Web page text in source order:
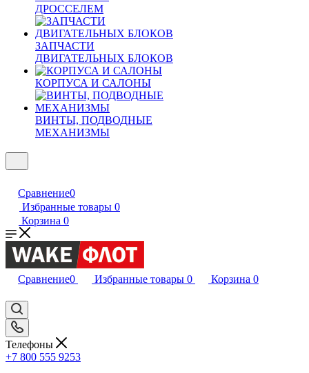
ДРОССЕЛЕМ
ЗАПЧАСТИ
ДВИГАТЕЛЬНЫХ БЛОКОВ
КОРПУСА И САЛОНЫ
ВИНТЫ, ПОДВОДНЫЕ
МЕХАНИЗМЫ
Сравнение0
Избранные товары 0
Корзина 0
Сравнение0 Избранные товары 0 Корзина 0
Телефоны
+7 800 555 9253